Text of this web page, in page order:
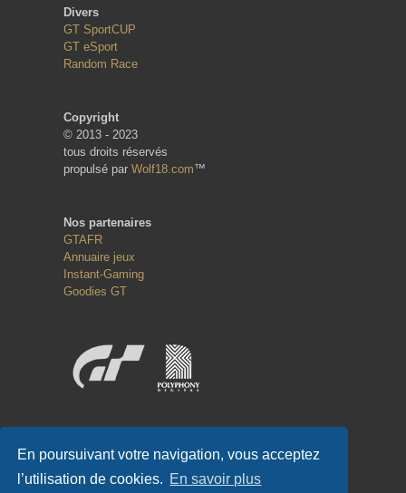
En poursuivant votre navigation, vous acceptez
l’utilisation de cookies. En savoir plus
Divers
GT SportCUP
GT eSport
Random Race
Copyright
© 2013 - 2023
tous droits réservés
propulsé par Wolf18.com™
Nos partenaires
GTAFR
Annuaire jeux
Instant-Gaming
Goodies GT